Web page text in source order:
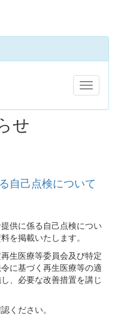
せ
自己点検について
供に係る自己点検につい
を掲載いたします。
生医療等委員会及び特定
に基づく再生医療等の適
、必要な改善措置を講じ
ください。